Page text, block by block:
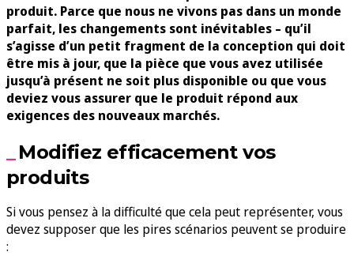
produit. Parce que nous ne vivons pas dans un monde
parfait, les changements sont inévitables – qu’il
s’agisse d’un petit fragment de la conception qui doit
être mis à jour, que la pièce que vous avez utilisée
jusqu’à présent ne soit plus disponible ou que vous
deviez vous assurer que le produit répond aux
exigences des nouveaux marchés.
Modifiez efficacement vos
produits
Si vous pensez à la difficulté que cela peut représenter, vous
devez supposer que les pires scénarios peuvent se produire
: